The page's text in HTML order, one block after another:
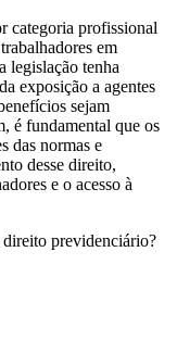
categoria profissional
em
legislação tenha
exposição a agentes
sejam
é fundamental que os
das normas e
desse direito,
e o acesso à
direito previdenciário?